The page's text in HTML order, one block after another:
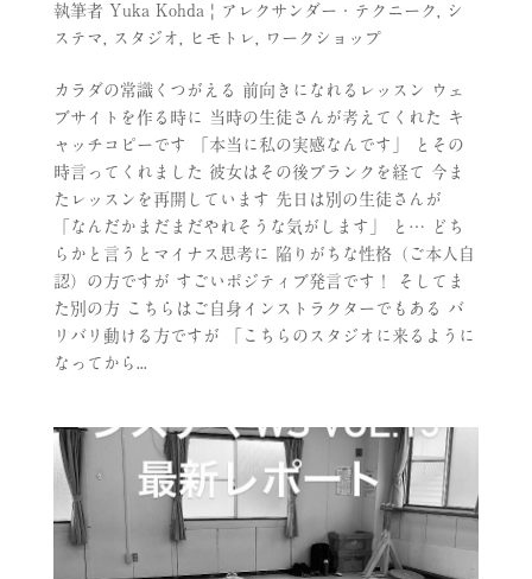
執筆者 Yuka Kohda | アレクサンダー・テクニーク
シ
ステマ
スタジオ ヒモトレ ワークショップ
カラダの常識くつがえる 前向きになれるレッスン ウェ
ブサイトを作る時に 当時の生徒さんが考えてくれた キ
ャッチコピーです 「本当に私の実感なんです」 とその
時言ってくれました 彼女はその後ブランクを経て 今ま
たレッスンを再開しています 先日は別の生徒さんが
「なんだかまだまだやれそうな気がします」 と… どち
らかと言うとマイナス思考に 陥りがちな性格（ご本人自
認）の方ですが すごいポジティブ発言です！ そしてま
た別の方 こちらはご自身インストラクターでもある バ
リバリ動ける方ですが 「こちらのスタジオに来るように
なってから...